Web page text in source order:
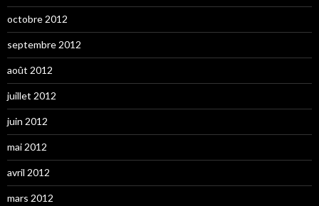
octobre 2012
septembre 2012
août 2012
juillet 2012
juin 2012
mai 2012
avril 2012
mars 2012